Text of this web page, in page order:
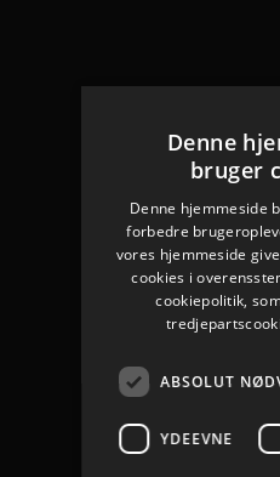
Denne
bruger
Denne hjemmeside
forbedre
vores hjemmeside
cookies i
cookiepolitik,
ABSOLUT
YDEEVNE